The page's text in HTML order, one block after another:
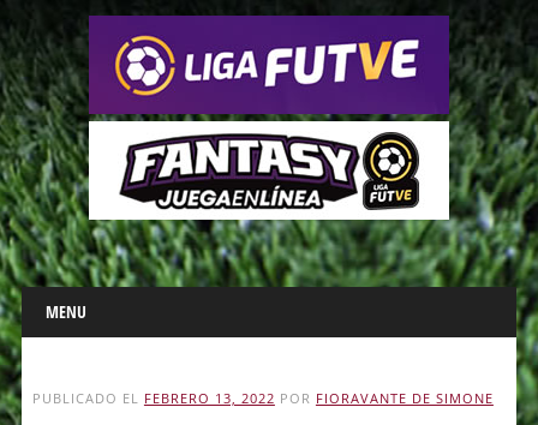
Main menu
Skip
to
content
MENU
PUBLICADO EL FEBRERO 13, 2022 POR FIORAVANTE DE SIMONE